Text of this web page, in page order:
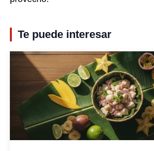
Te puede interesar